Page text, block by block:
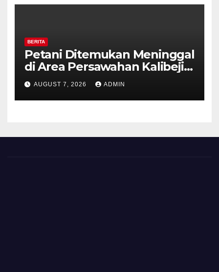
BERITA
Petani Ditemukan Meninggal
di Area Persawahan Kalibeji,
Polisi Pastikan Tidak Ada
Tanda Kekerasan
AUGUST 7, 2026 ADMIN